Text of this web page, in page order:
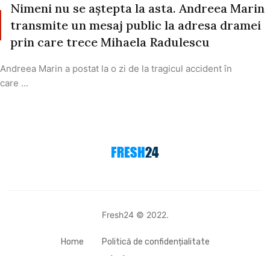
Nimeni nu se aștepta la asta. Andreea Marin
transmite un mesaj public la adresa dramei
prin care trece Mihaela Radulescu
Andreea Marin a postat la o zi de la tragicul accident în
care ...
Fresh24 © 2022.
Home
Politică de confidențialitate